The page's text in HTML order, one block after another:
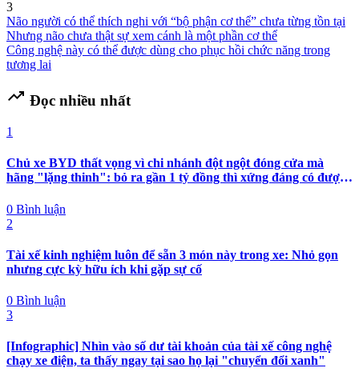
3
Não người có thể thích nghi với “bộ phận cơ thể” chưa từng tồn tại
Nhưng não chưa thật sự xem cánh là một phần cơ thể
Công nghệ này có thể được dùng cho phục hồi chức năng trong
tương lai
trending_up Đọc nhiều nhất
1
Chủ xe BYD thất vọng vì chi nhánh đột ngột đóng cửa mà
hãng "lặng thinh": bỏ ra gần 1 tỷ đồng thì xứng đáng có được
0 Bình luận
2
Tài xế kinh nghiệm luôn để sẵn 3 món này trong xe: Nhỏ gọn
nhưng cực kỳ hữu ích khi gặp sự cố
0 Bình luận
3
[Infographic] Nhìn vào số dư tài khoản của tài xế công nghệ
chạy xe điện, ta thấy ngay tại sao họ lại "chuyển đổi xanh"